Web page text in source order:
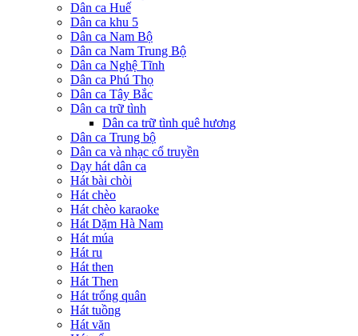
Dân ca Huế
Dân ca khu 5
Dân ca Nam Bộ
Dân ca Nam Trung Bộ
Dân ca Nghệ Tĩnh
Dân ca Phú Thọ
Dân ca Tây Bắc
Dân ca trữ tình
Dân ca trữ tình quê hương
Dân ca Trung bộ
Dân ca và nhạc cổ truyền
Dạy hát dân ca
Hát bài chòi
Hát chèo
Hát chèo karaoke
Hát Dặm Hà Nam
Hát múa
Hát ru
Hát then
Hát Then
Hát trống quân
Hát tuồng
Hát văn